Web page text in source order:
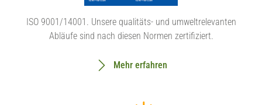
ISO 9001/14001. Unsere qualitäts- und umweltrelevanten
Abläufe sind nach diesen Normen zertifiziert.
Mehr erfahren